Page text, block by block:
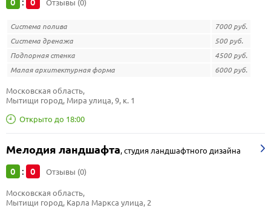
: Отзывы (0)
Система полива
7000 руб.
Система дренажа
500 руб.
Подпорная стенка
4500 руб.
Малая архитектурная форма
6000 руб.
Открыто до 18:00
Московская область,
Мытищи город, Мира улица, 9, к. 1
Мелодия ландшафта,студия ландшафтного дизайна
0 : 0 Отзывы (0)
Московская область,
Мытищи город, Карла Маркса улица, 2